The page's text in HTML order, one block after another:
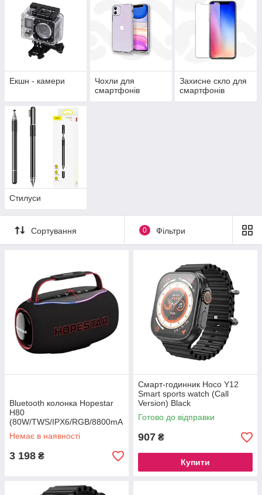
Екшн - камери
Чохли для
смартфонів
Захисне скло для
смартфонів
Стилуси
Сортування 0 Фільтри
Bluetooth колонка Hopestar
H80
(80W/TWS/IPX6/RGB/8800mA
h) Чорна
Немає в наявності
3 198 ₴
Cмарт-годинник Hoco Y12
Smart sports watch (Call
Version) Black
Готово до відправки
907 ₴
Купити